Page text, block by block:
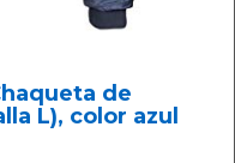
de
L), color azul